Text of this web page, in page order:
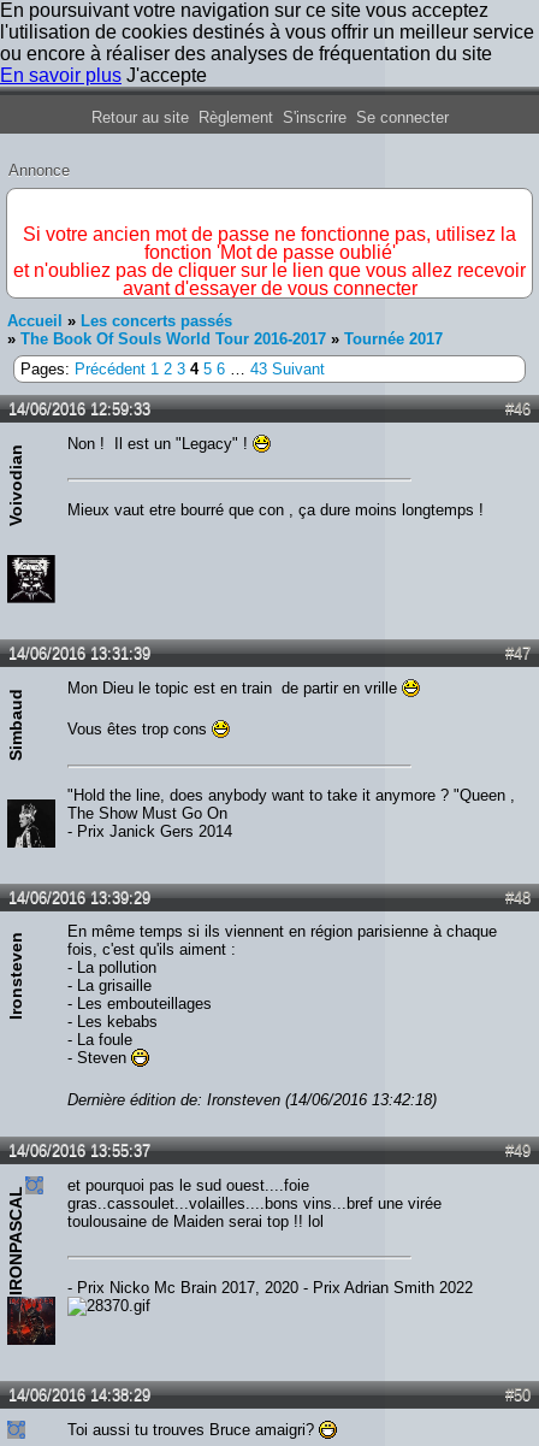
En poursuivant votre navigation sur ce site vous acceptez
l'utilisation de cookies destinés à vous offrir un meilleur service
ou encore à réaliser des analyses de fréquentation du site
En savoir plus J'accepte
Forum Iron Maiden France
Retour au site Règlement S'inscrire Se connecter
Annonce
Si votre ancien mot de passe ne fonctionne pas, utilisez la
fonction 'Mot de passe oublié'
et n'oubliez pas de cliquer sur le lien que vous allez recevoir
avant d'essayer de vous connecter
Accueil » Les concerts passés
» The Book Of Souls World Tour 2016-2017 » Tournée 2017
Pages: Précédent 1 2 3 4 5 6 … 43 Suivant
#46
14/06/2016 12:59:33
Voivodian
Non ! Il est un "Legacy" !
Mieux vaut etre bourré que con , ça dure moins longtemps !
#47
14/06/2016 13:31:39
Simbaud
Mon Dieu le topic est en train de partir en vrille
Vous êtes trop cons
"Hold the line, does anybody want to take it anymore ? "Queen ,
The Show Must Go On
- Prix Janick Gers 2014
#48
14/06/2016 13:39:29
Ironsteven
En même temps si ils viennent en région parisienne à chaque
fois, c'est qu'ils aiment :
- La pollution
- La grisaille
- Les embouteillages
- Les kebabs
- La foule
- Steven
Dernière édition de: Ironsteven (14/06/2016 13:42:18)
#49
14/06/2016 13:55:37
IRONPASCAL
et pourquoi pas le sud ouest....foie
gras..cassoulet...volailles....bons vins...bref une virée
toulousaine de Maiden serai top !! lol
- Prix Nicko Mc Brain 2017, 2020 - Prix Adrian Smith 2022
#50
14/06/2016 14:38:29
Toi aussi tu trouves Bruce amaigri?